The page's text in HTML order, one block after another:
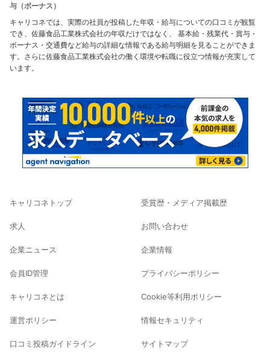
与（ボーナス）
キャリコネでは、実際の社員が投稿した年収・給与についての口コミが観覧
でき、佐藤食品工業株式会社の年収だけではなく、 基本給・残業代・賞与・
ボーナス・交通費など給与の詳細な情報である給与明細を見ることができま
す。さらに佐藤食品工業株式会社の働く環境や転職に役立つ情報が充実して
います。
キャリコネトップ
求人
企業ニュース
会員ID管理
キャリコネとは
運営ポリシー
口コミ投稿ガイドライン
受賞歴・メディア掲載歴
お問い合わせ
企業情報
プライバシーポリシー
Cookie等利用ポリシー
情報セキュリティ
サイトマップ